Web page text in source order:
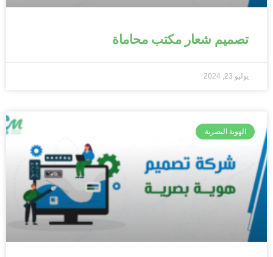
تصميم شعار مكتب محاماة
يوليو 23, 2024
الهوية البصرية